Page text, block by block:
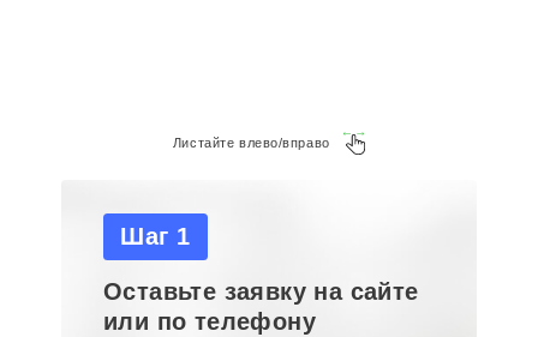
Листайте влево/вправо
Шаг 1
Оставьте заявку на сайте
или по телефону